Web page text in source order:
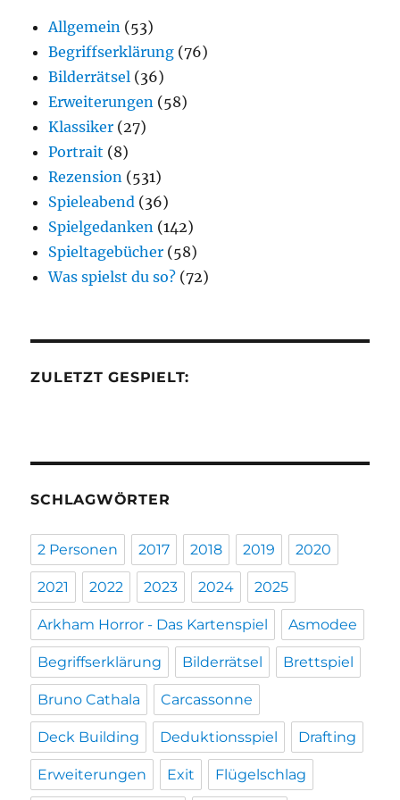
Allgemein (53)
Begriffserklärung (76)
Bilderrätsel (36)
Erweiterungen (58)
Klassiker (27)
Portrait (8)
Rezension (531)
Spieleabend (36)
Spielgedanken (142)
Spieltagebücher (58)
Was spielst du so? (72)
ZULETZT GESPIELT:
SCHLAGWÖRTER
2 Personen 2017 2018 2019 2020
2021 2022 2023 2024 2025
Arkham Horror - Das Kartenspiel Asmodee
Begriffserklärung Bilderrätsel Brettspiel
Bruno Cathala Carcassonne
Deck Building Deduktionsspiel Drafting
Erweiterungen Exit Flügelschlag